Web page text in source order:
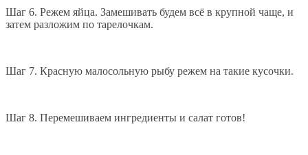
Шаг 6. Режем яйца. Замешивать будем всё в крупной чаще, и
затем разложим по тарелочкам.
Шаг 7. Красную малосольную рыбу режем на такие кусочки.
Шаг 8. Перемешиваем ингредиенты и салат готов!